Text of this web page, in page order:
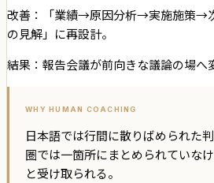
改善：
「業績→原因分析→実施施策→
の見解」に再設計。
結果：報告会議が前向きな議論の場へ
WHY HUMAN COACHING
日本語では行間に散りばめられた
圏では一箇所にまとめられていな
と受け取られる。